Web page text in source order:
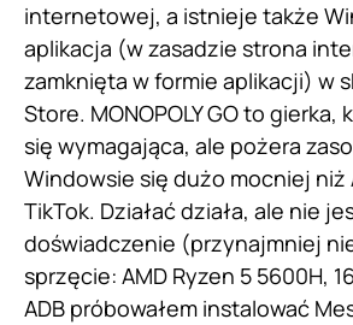
internetowej, a istnieje także
aplikacja (w zasadzie strona
zamknięta w formie aplikacji) w
Store. MONOPOLY GO to
się wymagająca, ale pożera
Windowsie się dużo mocniej niż
TikTok. Działać działa, ale nie
doświadczenie (przynajmniej
sprzęcie: AMD Ryzen 5 5600H,
ADB próbowałem instalować